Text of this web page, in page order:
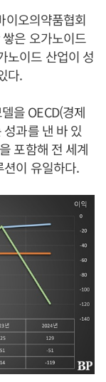
이오의약품협회
은 오가노이드
노이드 산업이 성
다.
을 OECD(경제
과를 낸 바 있
포함해 전 세계
이 유일하다.